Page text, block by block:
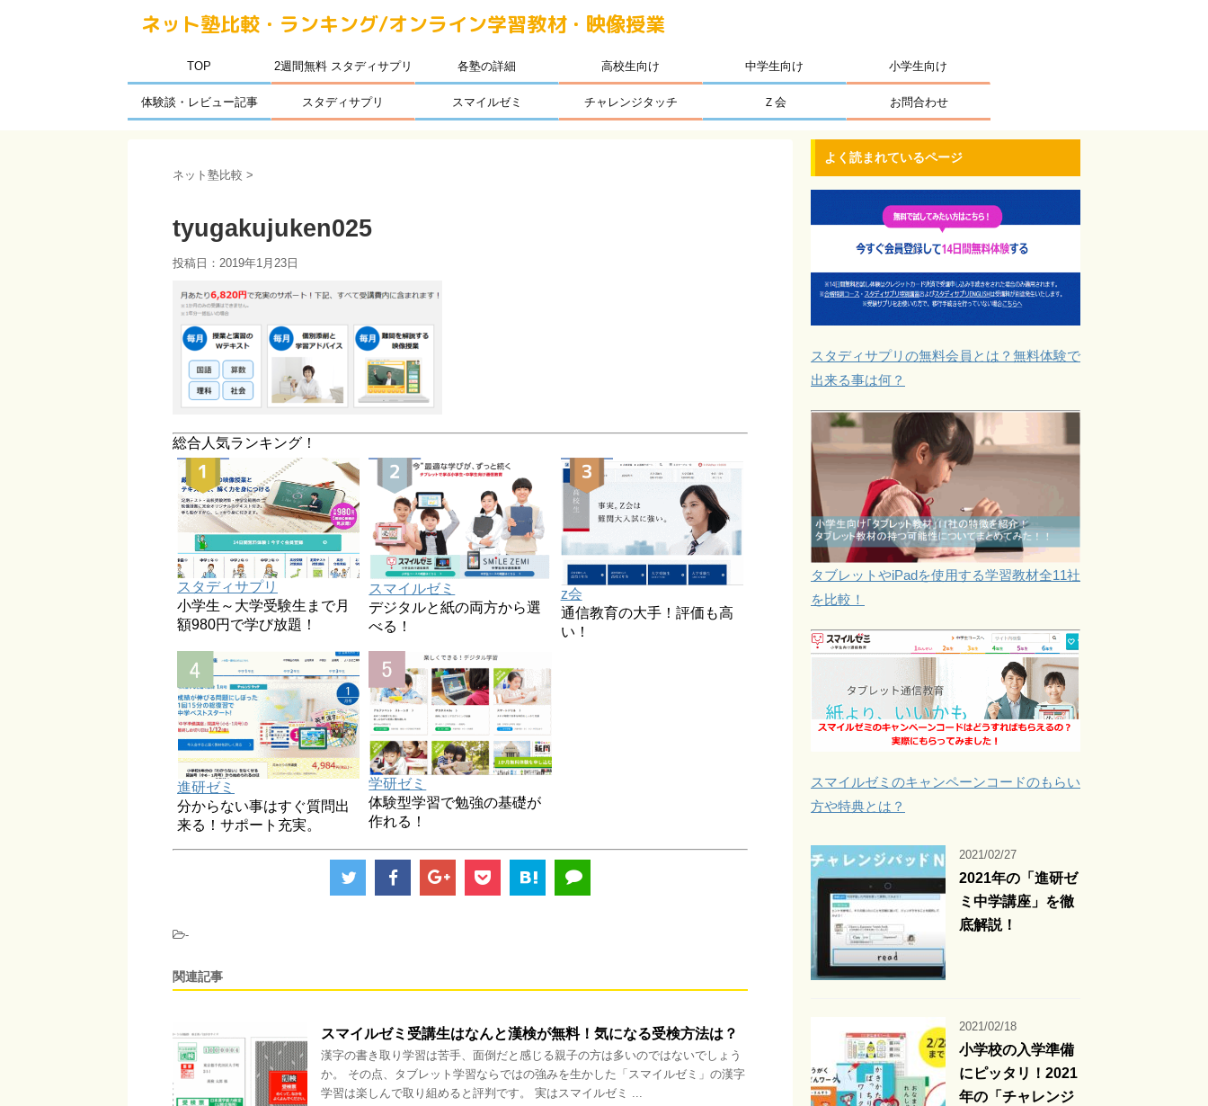
ネット塾比較・ランキング/オンライン学習教材・映像授業
TOP 2週間無料 スタディサプリ 各塾の詳細 高校生向け 中学生向け 小学生向け
体験談・レビュー記事 スタディサプリ スマイルゼミ チャレンジタッチ Ｚ会 お問合わせ
ネット塾比較 >
tyugakujuken025
投稿日： 2019年1月23日
総合人気ランキング！
スタディサプリ
小学生～大学受験生まで月
額980円で学び放題！
スマイルゼミ
デジタルと紙の両方から選
べる！
z会
通信教育の大手！評価も高
い！
進研ゼミ
分からない事はすぐ質問出
来る！サポート充実。
学研ゼミ
体験型学習で勉強の基礎が
作れる！
-
関連記事
スマイルゼミ受講生はなんと漢検が無料！気になる受検方法は？
漢字の書き取り学習は苦手、面倒だと感じる親子の方は多いのではないでしょう
か。 その点、タブレット学習ならではの強みを生かした「スマイルゼミ」の漢字
学習は楽しんで取り組めると評判です。 実はスマイルゼミ ...
よく読まれているページ
スタディサプリの無料会員とは？無料体験で
出来る事は何？
タブレットやiPadを使用する学習教材全11社
を比較！
スマイルゼミのキャンペーンコードのもらい
方や特典とは？
2021/02/27
2021年の「進研ゼ
ミ中学講座」を徹
底解説！
2021/02/18
小学校の入学準備
にピッタリ！2021
年の「チャレンジ